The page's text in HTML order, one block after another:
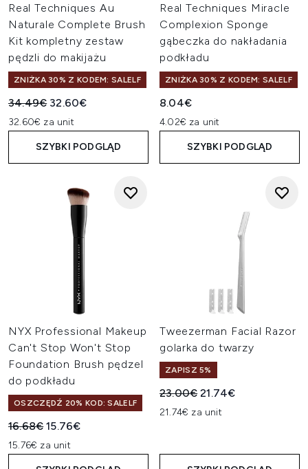
Real Techniques Au
Naturale Complete Brush
Kit kompletny zestaw
pędzli do makijażu
ZNIŻKA 30% Z KODEM: SALELF
Sugerowana cena detaliczna:
34.49€ Aktualna cena:
32.60€
32.60€ za unit
SZYBKI PODGLĄD
Real Techniques Miracle
Complexion Sponge
gąbeczka do nakładania
podkładu
ZNIŻKA 30% Z KODEM: SALELF
8.04€
4.02€ za unit
SZYBKI PODGLĄD
NYX Professional Makeup
Can't Stop Won't Stop
Foundation Brush pędzel
do podkładu
OSZCZĘDŹ 20% KOD: SALELF
Sugerowana cena detaliczna:
16.68€Aktualna cena:
15.76€
15.76€ za unit
Tweezerman Facial Razor
golarka do twarzy
ZAPISZ 5%
Sugerowana cena
23.00€Aktualna cena:
21.74€
21.74€ za unit